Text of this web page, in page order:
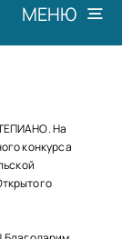
МЕНЮ
На
конкурса